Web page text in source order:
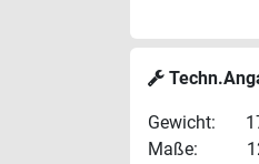
Gewicht:
Maße:​